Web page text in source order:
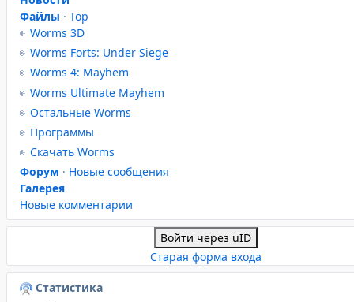
Файлы · Top
Worms 3D
Worms Forts: Under Siege
Worms 4: Mayhem
Worms Ultimate Mayhem
Остальные Worms
Программы
Скачать Worms
Форум · Новые сообщения
Галерея
Новые комментарии
Войти через uID
Старая форма входа
Статистика